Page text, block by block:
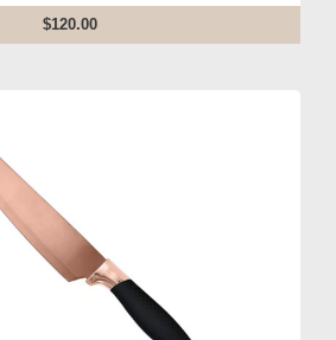
out
of
5
$120.00